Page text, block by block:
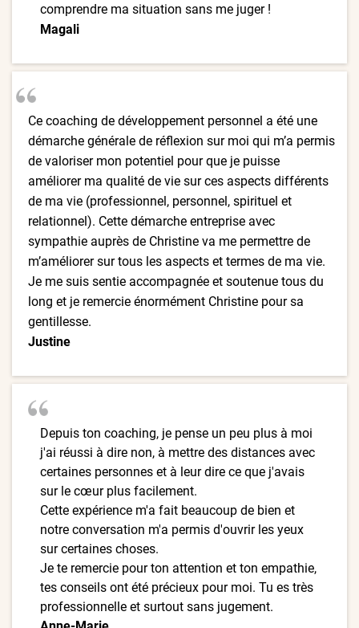
comprendre ma situation sans me juger !
Magali
Ce coaching de développement personnel a été une
démarche générale de réflexion sur moi qui m’a permis
de valoriser mon potentiel pour que je puisse
améliorer ma qualité de vie sur ces aspects différents
de ma vie (professionnel, personnel, spirituel et
relationnel). Cette démarche entreprise avec
sympathie auprès de Christine va me permettre de
m’améliorer sur tous les aspects et termes de ma vie.
Je me suis sentie accompagnée et soutenue tous du
long et je remercie énormément Christine pour sa
gentillesse.
Justine
Depuis ton coaching, je pense un peu plus à moi
j'ai réussi à dire non, à mettre des distances avec
certaines personnes et à leur dire ce que j'avais
sur le cœur plus facilement.
Cette expérience m'a fait beaucoup de bien et
notre conversation m'a permis d'ouvrir les yeux
sur certaines choses.
Je te remercie pour ton attention et ton empathie,
tes conseils ont été précieux pour moi. Tu es très
professionnelle et surtout sans jugement.